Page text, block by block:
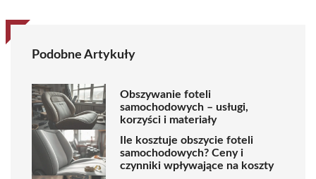
Podobne Artykuły
Obszywanie foteli
samochodowych – usługi,
korzyści i materiały
Ile kosztuje obszycie foteli
samochodowych? Ceny i
czynniki wpływające na koszty